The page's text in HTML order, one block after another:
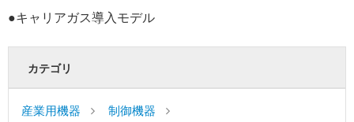
●キャリアガス導入モデル
カテゴリ
産業用機器
制御機器